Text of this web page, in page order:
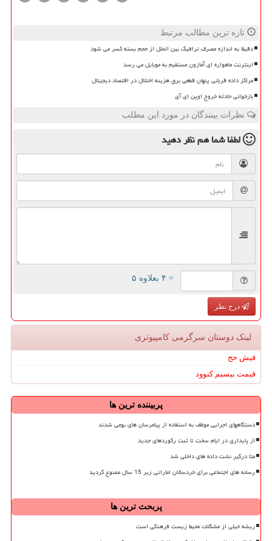
تازه ترین مطالب مرتبط
دقیقا به اندازه مصرف ترافیک بین الملل از حجم بسته کسر می شود
اینترنت ماهواره ای آمازون مستقیم به موبایل می رسد
مراکز داده قربانی پنهان قطعی برق هزینه اختلال در اقتصاد دیجیتال
بازخوانی حادثه خروج اوپن ای آی
نظرات بینندگان در مورد این مطلب
لطفا شما همنظر دهید
= ۴ بعلاوه ۵
درج نظر
لینک دوستان سرگرمی كامپیوتری
فیش حج
قیمت بیسیم کنوود
پربیننده ترین ها
دستگاههای اجرایی موظف به استفاده از پیامرسان های بومی شدند
از پایداری در ایام سخت تا ثبت رکوردهای جدید
متا درگیر نشت داده های داخلی شد
رسانه های اجتماعی برای خردسالان اماراتی زیر 15 سال ممنوع گردید
پربحث ترین ها
ریشه خیلی از مشکلات محیط زیست فرهنگی است